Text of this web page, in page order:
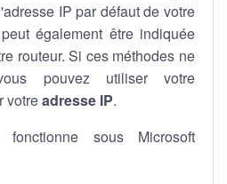
IP par défaut de votre
également être indiquée
routeur. Si ces méthodes ne
pouvez utiliser votre
votreadresse IP.
sous Microsoft